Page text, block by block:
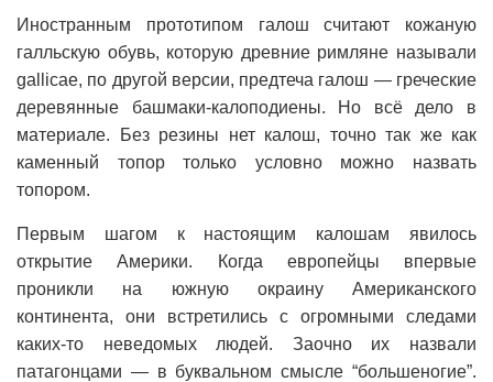
Иностранным прототипом галош считают кожаную
галльскую обувь, которую древние римляне называли
gallicae, по другой версии, предтеча галош — греческие
деревянные башмаки-калоподиены. Но всё дело в
материале. Без резины нет калош, точно так же как
каменный топор только условно можно назвать
топором.
Первым шагом к настоящим калошам явилось
открытие Америки. Когда европейцы впервые
проникли на южную окраину Американского
континента, они встретились с огромными следами
каких-то неведомых людей. Заочно их назвали
патагонцами — в буквальном смысле “большеногие”.